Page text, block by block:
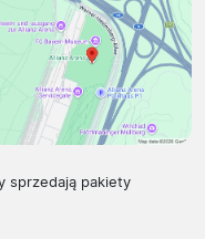
sprzedają pakiety